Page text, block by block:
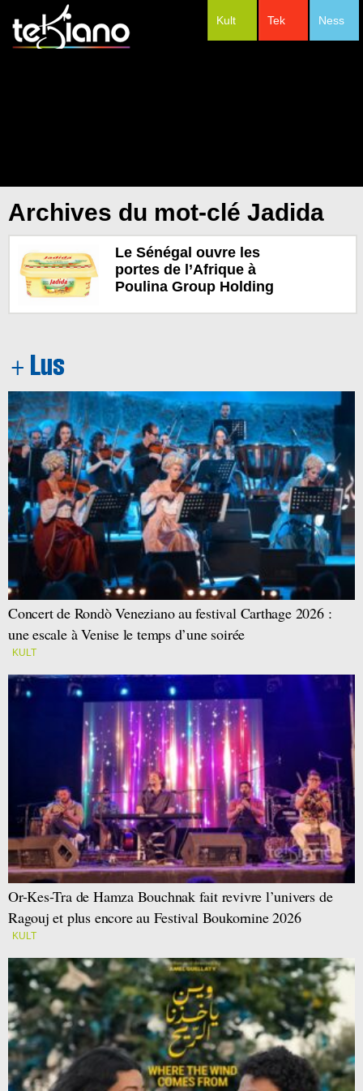
Ness
Tek
Kult
Archives du mot-clé Jadida
Le Sénégal ouvre les
portes de l’Afrique à
Poulina Group Holding
Concert de Rondò Veneziano au festival Carthage 2026 :
une escale à Venise le temps d’une soirée
KULT
Or-Kes-Tra de Hamza Bouchnak fait revivre l’univers de
Ragouj et plus encore au Festival Boukornine 2026
KULT